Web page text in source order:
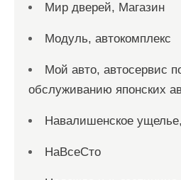
Мир дверей, Магазин
Модуль, автокомплекс
Мой авто, автосервис
обслуживанию японских
Навалишенское
НаВсеСто